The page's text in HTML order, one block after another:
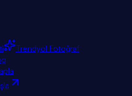
Trendyol Fotoğraf